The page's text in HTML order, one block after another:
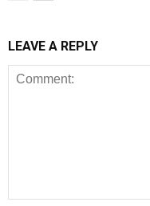
LEAVE A REPLY